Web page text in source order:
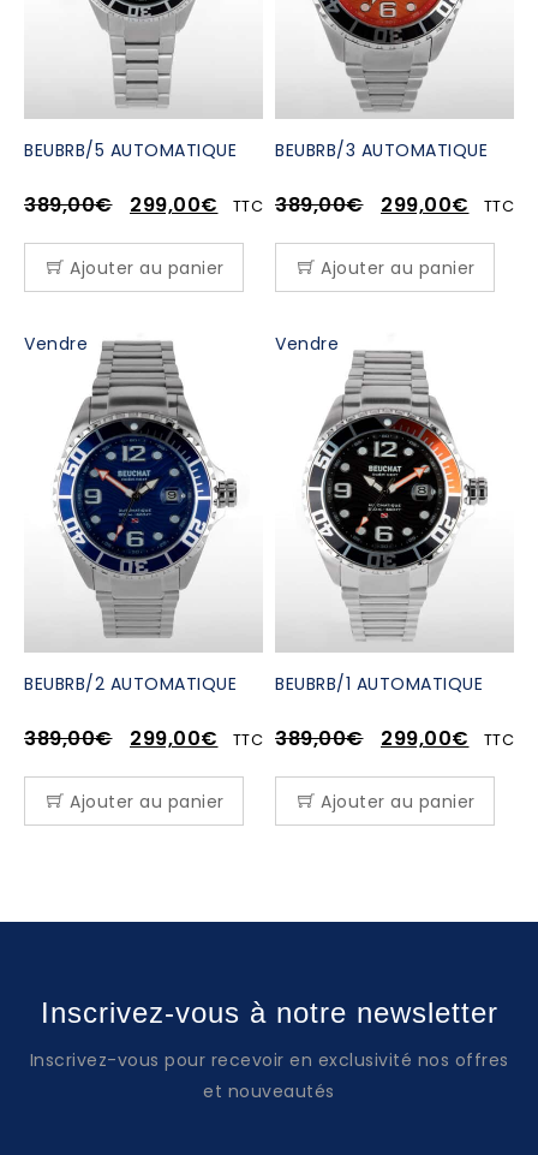
BEUBRB/5 AUTOMATIQUE
389,00€ 299,00€ TTC
Ajouter au panier
BEUBRB/3 AUTOMATIQUE
389,00€ 299,00€ TTC
Ajouter au panier
Vendre
BEUBRB/2 AUTOMATIQUE
389,00€ 299,00€ TTC
Ajouter au panier
Vendre
BEUBRB/1 AUTOMATIQUE
389,00€ 299,00€ TTC
Ajouter au panier
Inscrivez-vous à notre newsletter
Inscrivez-vous pour recevoir en exclusivité nos offres
et nouveautés